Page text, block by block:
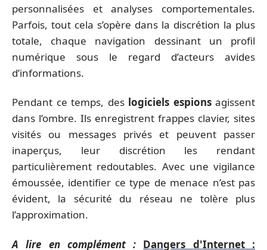
personnalisées et analyses comportementales.
Parfois, tout cela s’opère dans la discrétion la plus
totale, chaque navigation dessinant un profil
numérique sous le regard d’acteurs avides
d’informations.
Pendant ce temps, des logiciels espionsagissent
dans l’ombre. Ils enregistrent frappes clavier, sites
visités ou messages privés et peuvent passer
inaperçus, leur discrétion les rendant
particulièrement redoutables. Avec une vigilance
émoussée, identifier ce type de menace n’est pas
évident, la sécurité du réseau ne tolère plus
l’approximation.
A lire en complément : Dangers d'Internet :